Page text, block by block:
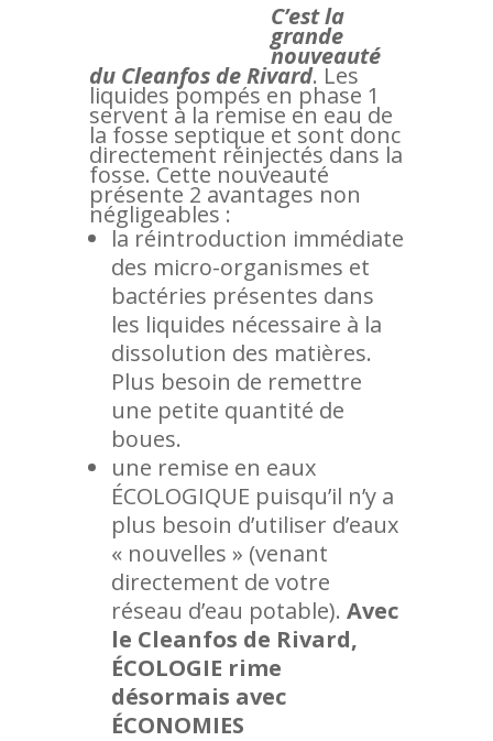
C’est la
grande
nouveauté
du Cleanfos de Rivard. Les
liquides pompés en phase 1
servent à la remise en eau de
la fosse septique et sont donc
directement réinjectés dans la
fosse. Cette nouveauté
présente 2 avantages non
négligeables :
la réintroduction immédiate
des micro-organismes et
bactéries présentes dans
les liquides nécessaire à la
dissolution des matières.
Plus besoin de remettre
une petite quantité de
boues.
une remise en eaux
ÉCOLOGIQUE puisqu’il n’y a
plus besoin d’utiliser d’eaux
« nouvelles » (venant
directement de votre
réseau d’eau potable). Avec
le Cleanfos de Rivard,
ÉCOLOGIE rime
désormais avec
ÉCONOMIES